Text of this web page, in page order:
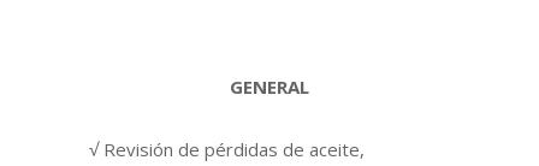
GENERAL
√ Revisión de pérdidas de aceite,